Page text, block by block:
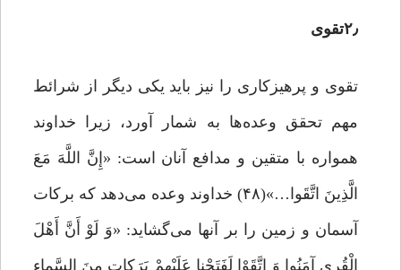
۲٫تقوی
تقوی و پرهیزکاری را نیز باید یکی دیگر از شرائط
مهم تحقق وعده‌ها به شمار آورد، زیرا خداوند
همواره با متقین و مدافع آنان است: «إِنَّ اللَّهَ مَعَ
الَّذِینَ اتَّقَوا…»(۴۸) خداوند وعده می‌دهد که برکات
آسمان و زمین را بر آنها می‌گشاید: «وَ لَوْ أَنَّ أَهْلَ
الْقُری‌ آمَنُوا وَ اتَّقَوْا لَفَتَحْنا عَلَیْهِمْ بَرَکاتٍ مِنَ السَّماءِ